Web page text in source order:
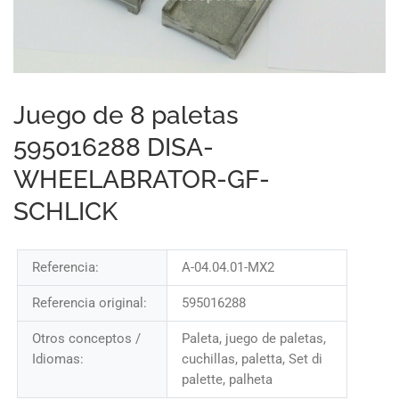
Juego de 8 paletas
595016288 DISA-
WHEELABRATOR-GF-
SCHLICK
Referencia: A-04.04.01-MX2
Referencia original: 595016288
Otros conceptos /
Idiomas:
Paleta, juego de paletas,
cuchillas, paletta, Set di
palette, palheta